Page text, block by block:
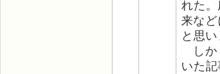
れた
来な
と思
しか
いた